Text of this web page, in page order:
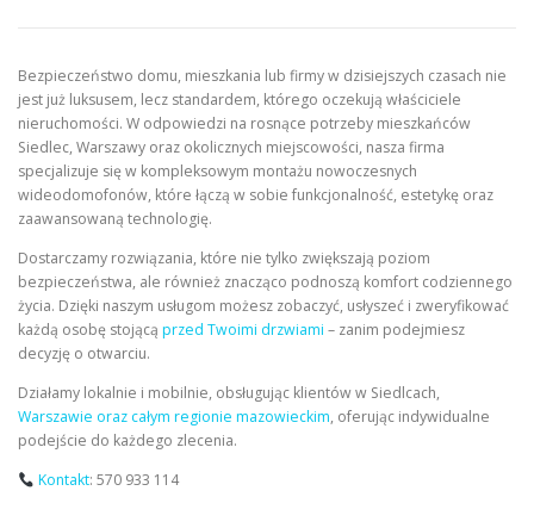
Bezpieczeństwo domu, mieszkania lub firmy w dzisiejszych czasach nie
jest już luksusem, lecz standardem, którego oczekują właściciele
nieruchomości. W odpowiedzi na rosnące potrzeby mieszkańców
Siedlec, Warszawy oraz okolicznych miejscowości, nasza firma
specjalizuje się w kompleksowym montażu nowoczesnych
wideodomofonów, które łączą w sobie funkcjonalność, estetykę oraz
zaawansowaną technologię.
Dostarczamy rozwiązania, które nie tylko zwiększają poziom
bezpieczeństwa, ale również znacząco podnoszą komfort codziennego
życia. Dzięki naszym usługom możesz zobaczyć, usłyszeć i zweryfikować
każdą osobę stojącą przed Twoimi drzwiami – zanim podejmiesz
decyzję o otwarciu.
Działamy lokalnie i mobilnie, obsługując klientów w Siedlcach,
Warszawie oraz całym regionie mazowieckim, oferując indywidualne
podejście do każdego zlecenia.
Kontakt: 570 933 114